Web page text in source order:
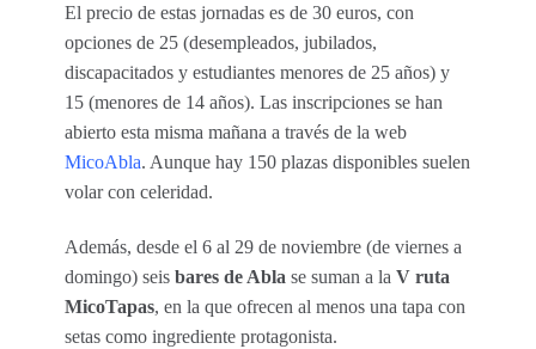
El precio de estas jornadas es de 30 euros, con
opciones de 25 (desempleados, jubilados,
discapacitados y estudiantes menores de 25 años) y
15 (menores de 14 años). Las inscripciones se han
abierto esta misma mañana a través de la web
MicoAbla. Aunque hay 150 plazas disponibles suelen
volar con celeridad.
Además, desde el 6 al 29 de noviembre (de viernes a
domingo) seis bares de Abla se suman a la V ruta
MicoTapas, en la que ofrecen al menos una tapa con
setas como ingrediente protagonista.